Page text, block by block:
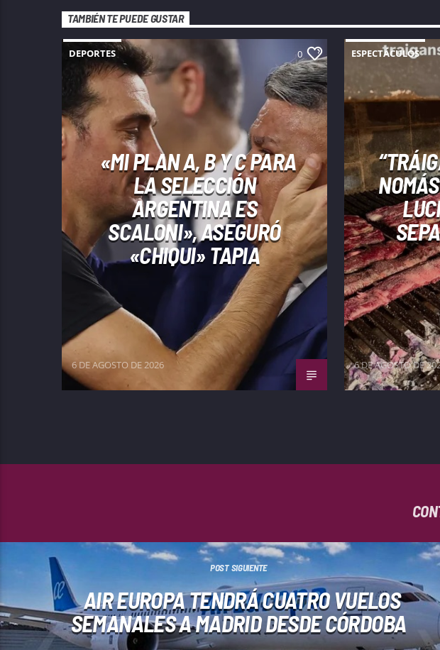
TAMBIÉN TE PUEDE GUSTAR
DEPORTES 0
«MI PLAN A, B Y C PARA
LA SELECCIÓN
ARGENTINA ES
SCALONI», ASEGURÓ
«CHIQUI» TAPIA
6 DE AGOSTO DE 2026
ESPECTÁCULOS
6 DE AGOSTO DE
POST SIGUIENTE
AIR EUROPA TENDRÁ CUATRO VUELOS
SEMANALES A MADRID DESDE CÓRDOBA